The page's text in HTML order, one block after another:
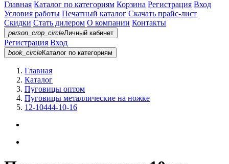
Главная Каталог по категориям Корзина Регистрация Вход
Условия работы Печатный каталог Скачать прайс-лист
Скидки Стать дилером О компании Контакты
person_crop_circleЛичный кабинет
Регистрация Вход
book_circleКаталог по категориям
Главная
Каталог
Пуговицы оптом
Пуговицы металлические на ножке
12-10444-10-16